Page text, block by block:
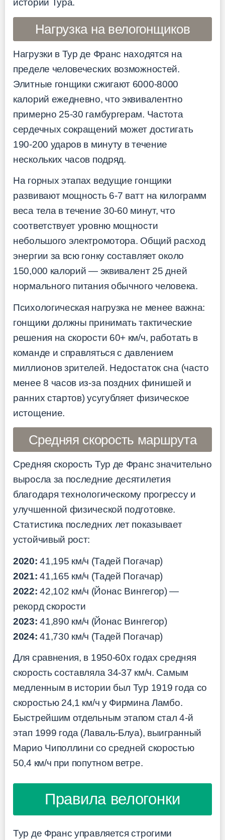
истории Тура.
Нагрузка на велогонщиков
Нагрузки в Тур де Франс находятся на
пределе человеческих возможностей.
Элитные гонщики сжигают 6000-8000
калорий ежедневно, что эквивалентно
примерно 25-30 гамбургерам. Частота
сердечных сокращений может достигать
190-200 ударов в минуту в течение
нескольких часов подряд.
На горных этапах ведущие гонщики
развивают мощность 6-7 ватт на килограмм
веса тела в течение 30-60 минут, что
соответствует уровню мощности
небольшого электромотора. Общий расход
энергии за всю гонку составляет около
150,000 калорий — эквивалент 25 дней
нормального питания обычного человека.
Психологическая нагрузка не менее важна:
гонщики должны принимать тактические
решения на скорости 60+ км/ч, работать в
команде и справляться с давлением
миллионов зрителей. Недостаток сна (часто
менее 8 часов из-за поздних финишей и
ранних стартов) усугубляет физическое
истощение.
Средняя скорость маршрута
Средняя скорость Тур де Франс значительно
выросла за последние десятилетия
благодаря технологическому прогрессу и
улучшенной физической подготовке.
Статистика последних лет показывает
устойчивый рост:
2020: 41,195 км/ч (Тадей Погачар)
2021: 41,165 км/ч (Тадей Погачар)
2022: 42,102 км/ч (Йонас Вингегор) —
рекорд скорости
2023: 41,890 км/ч (Йонас Вингегор)
2024: 41,730 км/ч (Тадей Погачар)
Для сравнения, в 1950-60х годах средняя
скорость составляла 34-37 км/ч. Самым
медленным в истории был Тур 1919 года со
скоростью 24,1 км/ч у Фирмина Ламбо.
Быстрейшим отдельным этапом стал 4-й
этап 1999 года (Лаваль-Блуа), выигранный
Марио Чиполлини со средней скоростью
50,4 км/ч при попутном ветре.
Правила велогонки
Тур де Франс управляется строгими